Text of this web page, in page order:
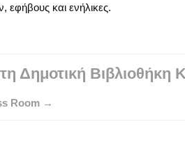
εφήβους και ενήλικες.
Δημοτική Βιβλιοθήκη
Room →